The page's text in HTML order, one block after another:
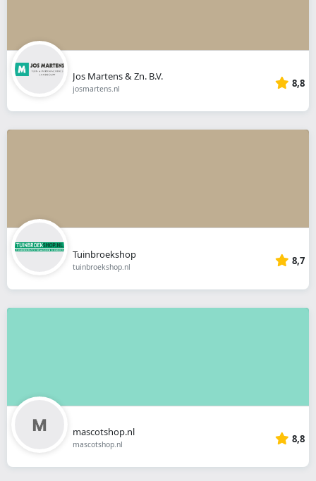
Jos Martens & Zn. B.V.
josmartens.nl 8,8
Tuinbroekshop
tuinbroekshop.nl 8,7
mascotshop.nl
mascotshop.nl 8,8